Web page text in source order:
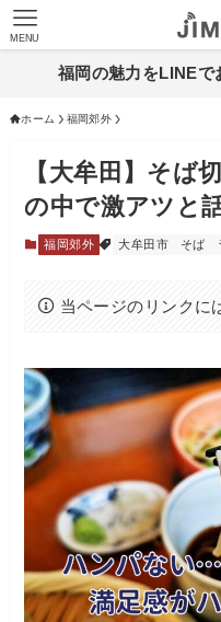
MENU
福岡の魅力をLINEで
ホーム 福岡郊外
【大牟田】そば
の中で激アツと
福岡郊外 大牟田市 そば
当ページのリンクに